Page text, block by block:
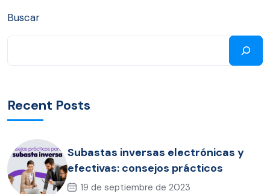
Buscar
Recent Posts
Subastas inversas electrónicas y
efectivas: consejos prácticos
19 de septiembre de 2023